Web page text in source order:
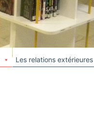
Les relations extérieures